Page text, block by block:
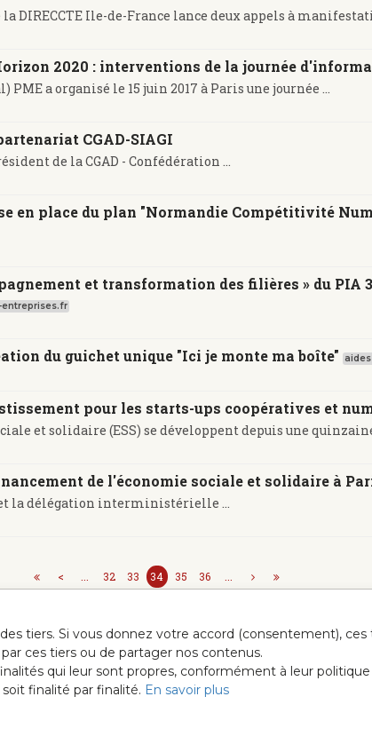
Ile-de-France lance deux appels à
2020 : interventions de la journée
a organisé le 15 juin 2017 à Paris une journée ...
CGAD-SIAGI
de la CGAD - Confédération ...
en place du plan "Normandie Compétitivité
et transformation des filières » du PIA
entreprises.fr
du guichet unique "Ici je monte ma boîte"
pour les starts-ups coopératives et
et solidaire (ESS) se développent depuis une quinzaine
de l'économie sociale et solidaire à
la délégation interministérielle ...
< 32 33 34 35 36
tiers. Si vous donnez votre accord (consentement),
ces tiers ou de partager nos contenus.
qui leur sont propres, conformément à leur
finalité par finalité. En savoir plus